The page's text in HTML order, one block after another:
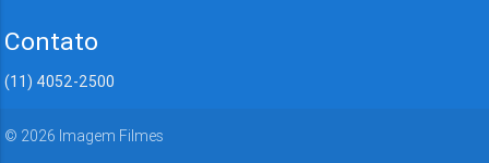
Contato
(11) 4052-2500
© 2026 Imagem Filmes